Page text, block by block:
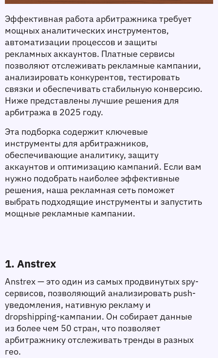
Эффективная работа арбитражника требует
мощных аналитических инструментов,
автоматизации процессов и защиты
рекламных аккаунтов. Платные сервисы
позволяют отслеживать рекламные кампании,
анализировать конкурентов, тестировать
связки и обеспечивать стабильную конверсию.
Ниже представлены лучшие решения для
арбитража в 2025 году.
Эта подборка содержит ключевые
инструменты для арбитражников,
обеспечивающие аналитику, защиту
аккаунтов и оптимизацию кампаний. Если вам
нужно подобрать наиболее эффективные
решения, наша рекламная сеть поможет
выбрать подходящие инструменты и запустить
мощные рекламные кампании.
1. Anstrex
Anstrex — это один из самых продвинутых spy-
сервисов, позволяющий анализировать push-
уведомления, нативную рекламу и
dropshipping-кампании. Он собирает данные
из более чем 50 стран, что позволяет
арбитражнику отслеживать тренды в разных
гео.